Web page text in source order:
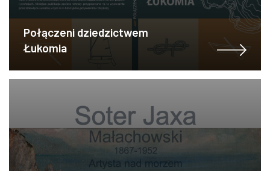
Połączeni dziedzictwem
Łukomia